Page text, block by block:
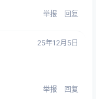
举报 回复
25年12月5日
举报 回复